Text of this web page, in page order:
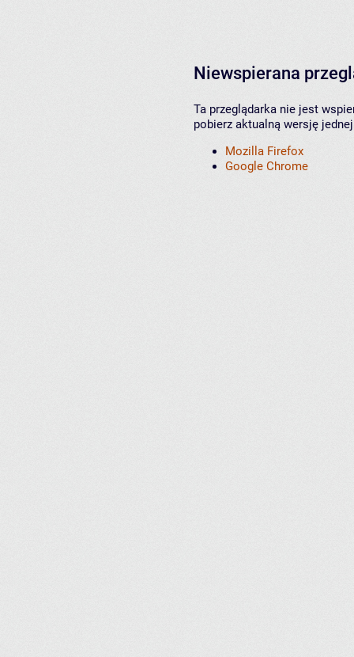
Niewspierana
Ta przeglądarka nie jest
pobierz aktualną wersję
Mozilla Firefox
Google Chrome